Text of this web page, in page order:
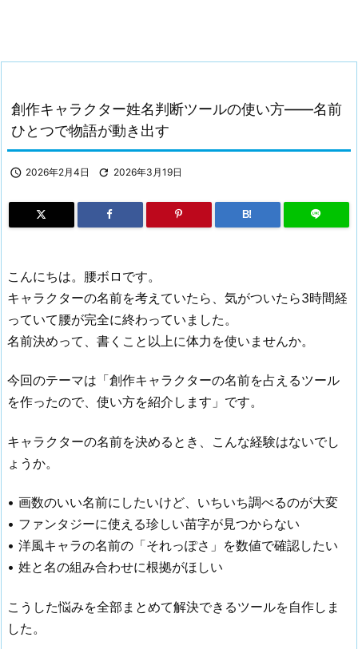
創作キャラクター姓名判断ツールの使い方——名前
ひとつで物語が動き出す
 2026年2月4日  2026年3月19日
B!
こんにちは。腰ボロです。
キャラクターの名前を考えていたら、気がついたら3時間経
っていて腰が完全に終わっていました。
名前決めって、書くこと以上に体力を使いませんか。
今回のテーマは「創作キャラクターの名前を占えるツール
を作ったので、使い方を紹介します」です。
キャラクターの名前を決めるとき、こんな経験はないでし
ょうか。
• 画数のいい名前にしたいけど、いちいち調べるのが大変
• ファンタジーに使える珍しい苗字が見つからない
• 洋風キャラの名前の「それっぽさ」を数値で確認したい
• 姓と名の組み合わせに根拠がほしい
こうした悩みを全部まとめて解決できるツールを自作しま
した。